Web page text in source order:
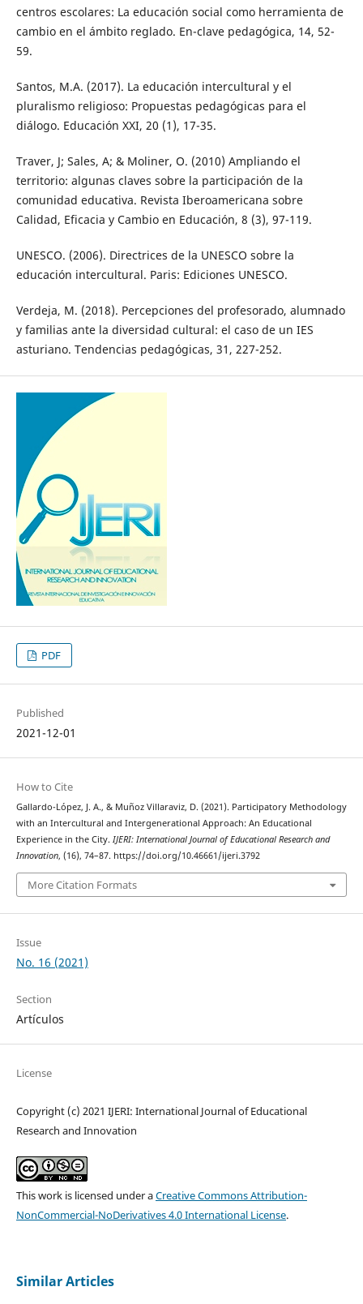
centros escolares: La educación social como herramienta de
cambio en el ámbito reglado. En-clave pedagógica, 14, 52-
59.
Santos, M.A. (2017). La educación intercultural y el
pluralismo religioso: Propuestas pedagógicas para el
diálogo. Educación XXI, 20 (1), 17-35.
Traver, J; Sales, A; & Moliner, O. (2010) Ampliando el
territorio: algunas claves sobre la participación de la
comunidad educativa. Revista Iberoamericana sobre
Calidad, Eficacia y Cambio en Educación, 8 (3), 97-119.
UNESCO. (2006). Directrices de la UNESCO sobre la
educación intercultural. Paris: Ediciones UNESCO.
Verdeja, M. (2018). Percepciones del profesorado, alumnado
y familias ante la diversidad cultural: el caso de un IES
asturiano. Tendencias pedagógicas, 31, 227-252.
PDF
Published
2021-12-01
How to Cite
Gallardo-López, J. A., & Muñoz Villaraviz, D. (2021). Participatory Methodology
with an Intercultural and Intergenerational Approach: An Educational
Experience in the City. IJERI: International Journal of Educational Research and
Innovation, (16), 74–87. https://doi.org/10.46661/ijeri.3792
More Citation Formats
Issue
No. 16 (2021)
Section
Artículos
License
Copyright (c) 2021 IJERI: International Journal of Educational
Research and Innovation
This work is licensed under aCreative Commons Attribution-
NonCommercial-NoDerivatives 4.0 International License.
Similar Articles